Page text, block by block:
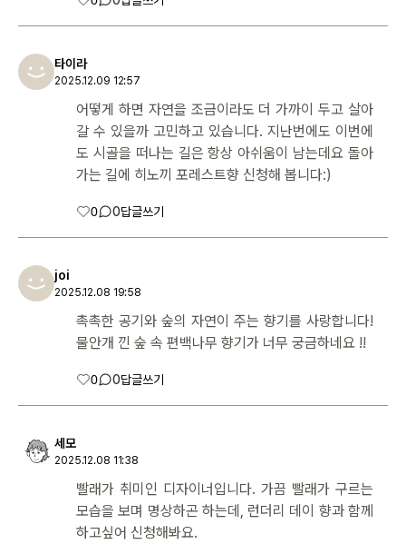
타이라
2025.12.09 12:57
어떻게 하면 자연을 조금이라도 더 가까이 두고 살아
갈 수 있을까 고민하고 있습니다. 지난번에도 이번에
도 시골을 떠나는 길은 항상 아쉬움이 남는데요 돌아
가는 길에 히노끼 포레스트향 신청해 봅니다:)
0 0답글쓰기
joi
2025.12.08 19:58
촉촉한 공기와 숲의 자연이 주는 향기를 사랑합니다!
물안개 낀 숲 속 편백나무 향기가 너무 궁금하네요 !!
0 0답글쓰기
세모
2025.12.08 11:38
빨래가 취미인 디자이너입니다. 가끔 빨래가 구르는
모습을 보며 명상하곤 하는데, 런더리 데이 향과 함께
하고싶어 신청해봐요.